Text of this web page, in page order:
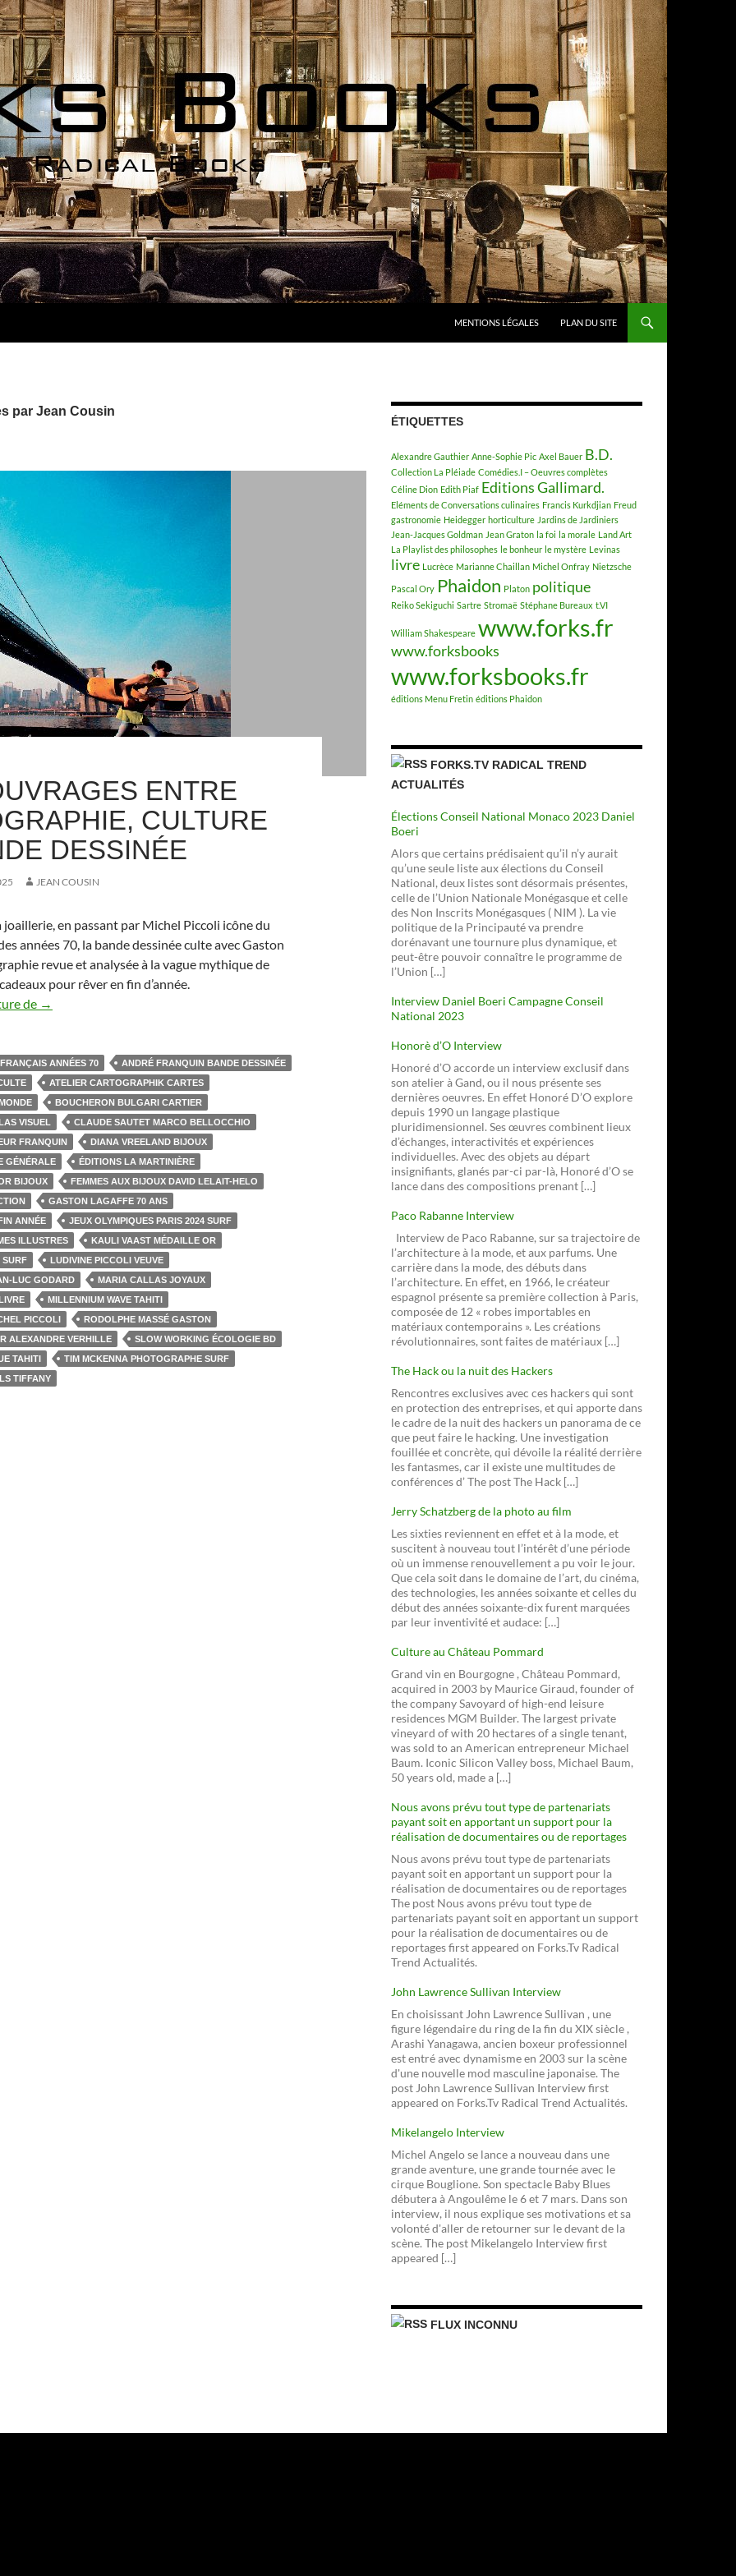
MENTIONS LÉGALES PLAN DU SITE
par Jean Cousin
ENTRE
CULTURE
DESSINÉE
JEAN COUSIN
joaillerie, en passant par Michel Piccoli icône du
années 70, la bande dessinée culte avec Gaston
revue et analysée à la vague mythique de
pour rêver en fin d’année.
de Cinq ouvrages entre photographie, culture et bande dessinée
→
ANNÉES 70
ANDRÉ FRANQUIN BANDE DESSINÉE
ATELIER CARTOGRAPHIK CARTES
BOUCHERON BULGARI CARTIER
VISUEL
CLAUDE SAUTET MARCO BELLOCCHIO
FRANQUIN
DIANA VREELAND BIJOUX
GÉNÉRALE
ÉDITIONS LA MARTINIÈRE
BIJOUX
FEMMES AUX BIJOUX DAVID LELAIT-HELO
GASTON LAGAFFE 70 ANS
ANNÉE
JEUX OLYMPIQUES PARIS 2024 SURF
ILLUSTRES
KAULI VAAST MÉDAILLE OR
SURF
LUDIVINE PICCOLI VEUVE
LUC GODARD
MARIA CALLAS JOYAUX
MILLENNIUM WAVE TAHITI
PICCOLI
RODOLPHE MASSÉ GASTON
ALEXANDRE VERHILLE
SLOW WORKING ÉCOLOGIE BD
TAHITI
TIM MCKENNA PHOTOGRAPHE SURF
TIFFANY
ÉTIQUETTES
Alexandre Gauthier Anne-Sophie Pic Axel Bauer B.D.
Collection La Pléiade Comédies.I – Oeuvres complètes
Céline Dion Edith Piaf Editions Gallimard.
Eléments de Conversations culinaires Francis Kurkdjian Freud
gastronomie Heidegger horticulture Jardins de Jardiniers
Jean-Jacques Goldman Jean Graton la foi la morale Land Art
La Playlist des philosophes le bonheur le mystère Levinas
livre Lucrèce Marianne Chaillan Michel Onfray Nietzsche
Pascal Ory Phaidon Platon politique
Reiko Sekiguchi Sartre Stromaë Stéphane Bureaux t.VI
William Shakespeare www.forks.fr
www.forksbooks
www.forksbooks.fr
éditions Menu Fretin éditions Phaidon
FORKS.TV RADICAL TREND
ACTUALITÉS
Élections Conseil National Monaco 2023 Daniel
Boeri
Alors que certains prédisaient qu’il n’y aurait
qu’une seule liste aux élections du Conseil
National, deux listes sont désormais présentes,
celle de l’Union Nationale Monégasque et celle
des Non Inscrits Monégasques ( NIM ). La vie
politique de la Principauté va prendre
dorénavant une tournure plus dynamique, et
peut-être pouvoir connaître le programme de
l’Union […]
Interview Daniel Boeri Campagne Conseil
National 2023
Honorè d’O Interview
Honoré d’O accorde un interview exclusif dans
son atelier à Gand, ou il nous présente ses
dernières oeuvres. En effet Honoré D’O explore
depuis 1990 un langage plastique
pluridimensionnel. Ses œuvres combinent lieux
d’échanges, interactivités et expériences
individuelles. Avec des objets au départ
insignifiants, glanés par-ci par-là, Honoré d’O se
lance dans des compositions prenant […]
Paco Rabanne Interview
Interview de Paco Rabanne, sur sa trajectoire de
l’architecture à la mode, et aux parfums. Une
carrière dans la mode, des débuts dans
l’architecture. En effet, en 1966, le créateur
espagnol présente sa première collection à Paris,
composée de 12 « robes importables en
matériaux contemporains ». Les créations
révolutionnaires, sont faites de matériaux […]
The Hack ou la nuit des Hackers
Rencontres exclusives avec ces hackers qui sont
en protection des entreprises, et qui apporte dans
le cadre de la nuit des hackers un panorama de ce
que peut faire le hacking. Une investigation
fouillée et concrète, qui dévoile la réalité derrière
les fantasmes, car il existe une multitudes de
conférences d’ The post The Hack […]
Jerry Schatzberg de la photo au film
Les sixties reviennent en effet et à la mode, et
suscitent à nouveau tout l’intérêt d’une période
où un immense renouvellement a pu voir le jour.
Que cela soit dans le domaine de l’art, du cinéma,
des technologies, les années soixante et celles du
début des années soixante-dix furent marquées
par leur inventivité et audace: […]
Culture au Château Pommard
Grand vin en Bourgogne , Château Pommard,
acquired in 2003 by Maurice Giraud, founder of
the company Savoyard of high-end leisure
residences MGM Builder. The largest private
vineyard of with 20 hectares of a single tenant,
was sold to an American entrepreneur Michael
Baum. Iconic Silicon Valley boss, Michael Baum,
50 years old, made a […]
Nous avons prévu tout type de partenariats
payant soit en apportant un support pour la
réalisation de documentaires ou de reportages
Nous avons prévu tout type de partenariats
payant soit en apportant un support pour la
réalisation de documentaires ou de reportages
The post Nous avons prévu tout type de
partenariats payant soit en apportant un support
pour la réalisation de documentaires ou de
reportages first appeared on Forks.Tv Radical
Trend Actualités.
John Lawrence Sullivan Interview
En choisissant John Lawrence Sullivan , une
figure légendaire du ring de la fin du XIX siècle ,
Arashi Yanagawa, ancien boxeur professionnel
est entré avec dynamisme en 2003 sur la scène
d'une nouvelle mod masculine japonaise. The
post John Lawrence Sullivan Interview first
appeared on Forks.Tv Radical Trend Actualités.
Mikelangelo Interview
Michel Angelo se lance a nouveau dans une
grande aventure, une grande tournée avec le
cirque Bouglione. Son spectacle Baby Blues
débutera à Angoulême le 6 et 7 mars. Dans son
interview, il nous explique ses motivations et sa
volonté d'aller de retourner sur le devant de la
scène. The post Mikelangelo Interview first
appeared […]
FLUX INCONNU